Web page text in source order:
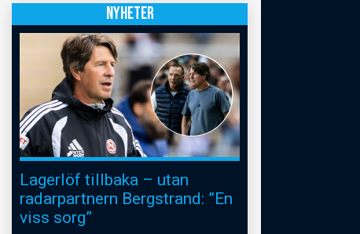
NYHETER
Lagerlöf tillbaka – utan
radarpartnern Bergstrand: ”En
viss sorg”